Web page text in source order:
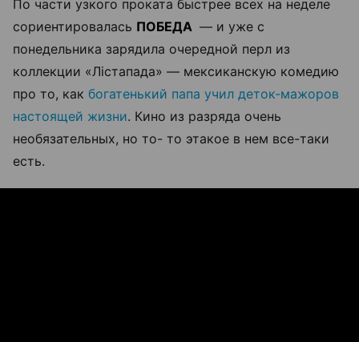
По части узкого проката быстрее всех на неделе
сориентировалась ПОБЕДА — и уже с
понедельника зарядила очередной перл из
коллекции «Лiстапада» — мексиканскую комедию
про то, как богатенький папа учил деток-мажоров
настоящей жизни. Кино из разряда очень
необязательных, но то- то этакое в нем все-таки
есть.